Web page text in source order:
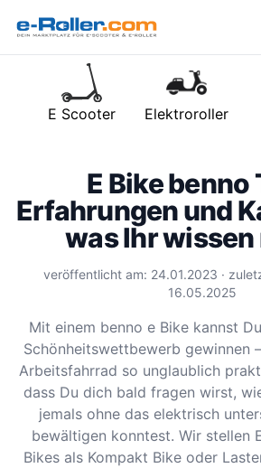
E Scooter Elektroroller
E Bike benno
Erfahrungen und
was Ihr
veröffentlicht am: 24.01.2023 ·
16.05.2025
Mit einem benno e Bike kannst
Schönheitswettbewerb gewinnen
Arbeitsfahrrad so unglaublich
dass Du dich bald fragen wirst,
jemals ohne das elektrisch
bewältigen konntest. Wir stellen
Bikes als Kompakt Bike oder